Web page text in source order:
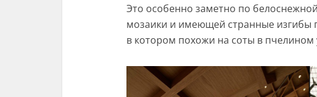
Это особенно заметно по
мозаики и имеющей странные изгибы
в котором похожи на соты в пчелином